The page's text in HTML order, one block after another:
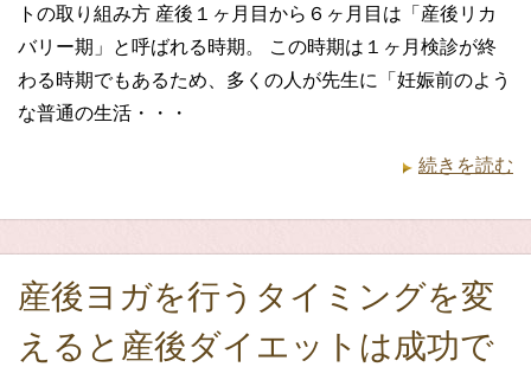
トの取り組み方 産後１ヶ月目から６ヶ月目は「産後リカ
バリー期」と呼ばれる時期。 この時期は１ヶ月検診が終
わる時期でもあるため、多くの人が先生に「妊娠前のよう
な普通の生活・・・
続きを読む
産後ヨガを行うタイミングを変
えると産後ダイエットは成功で